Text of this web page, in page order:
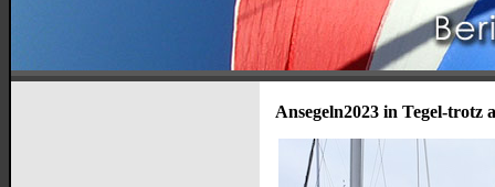
Ansegeln2023 in Tegel-trotz